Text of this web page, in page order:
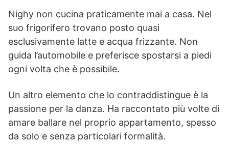
Nighy non cucina praticamente mai a casa. Nel
suo frigorifero trovano posto quasi
esclusivamente latte e acqua frizzante. Non
guida l’automobile e preferisce spostarsi a piedi
ogni volta che è possibile.
Un altro elemento che lo contraddistingue è la
passione per la danza. Ha raccontato più volte di
amare ballare nel proprio appartamento, spesso
da solo e senza particolari formalità.